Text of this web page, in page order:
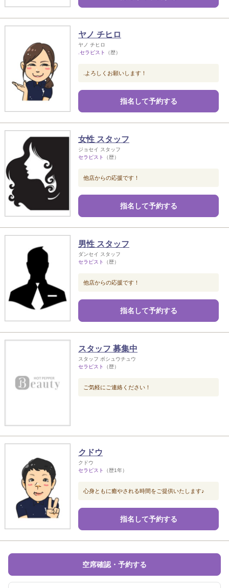
ヤノ チヒロ
ヤノ チヒロ
.セラピスト
（歴）
.よろしくお願いします！
指名して予約する
女性 スタッフ
ジョセイ スタッフ
セラピスト
（歴）
他店からの応援です！
指名して予約する
男性 スタッフ
ダンセイ スタッフ
セラピスト
（歴）
他店からの応援です！
指名して予約する
スタッフ 募集中
スタッフ ボシュウチュウ
セラピスト
（歴）
ご気軽にご連絡ください！
クドウ
クドウ
セラピスト
（歴1年）
心身ともに癒やされる時間をご提供いたします♪
指名して予約する
空席確認・予約する